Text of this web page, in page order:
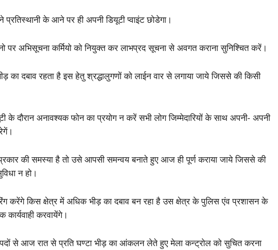
के आने पर ही अपनी डियूटी प्वाइंट छोडेगा।
पर अभिसूचना कर्मियो को नियुक्त कर लाभप्रद सूचना से अवगत कराना सुनिश्चित करें।
का दबाव रहता है इस हेतु श्रद्धालुगणों को लाईन वार से लगाया जाये जिससे की किसी
के दौरान अनावश्यक फोन का प्रयोग न करें सभी लोग जिम्मेदारियों के साथ अपनी- अपनी
की समस्या है तो उसे आपसी समन्वय बनाते हुए आज ही पूर्ण कराया जाये जिससे की
न हो।
करेंगे किस क्षेत्र में अधिक भीड़ का दबाव बन रहा है उस क्षेत्र के पुलिस एंव प्रशासन के
करवायेंगे।
से आज रात से प्रति घण्टा भीड़ का आंकलन लेते हुए मेला कन्ट्रोल को सुचित करना